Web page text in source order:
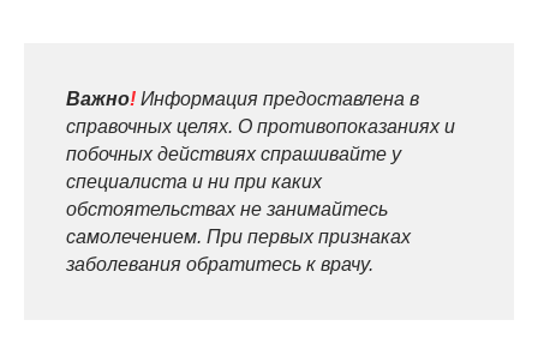
Важно! Информация предоставлена в
справочных целях. О противопоказаниях и
побочных действиях спрашивайте у
специалиста и ни при каких
обстоятельствах не занимайтесь
самолечением. При первых признаках
заболевания обратитесь к врачу.